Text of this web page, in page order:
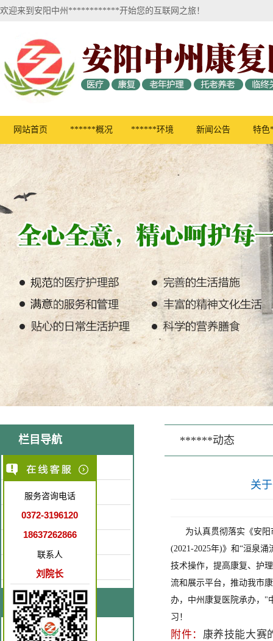
欢迎来到安阳中州************开始您的互联网之旅！
网站首页 ******概况 ******环境 新闻公告 特
******动态
关
为认真贯彻落实《安阳
(2021-2025年)》和“洹泉
技术操作，提高康复、护
流和展示平台，推动我市
办，中州康复医院承办，"
习！
附件： 康养技能大赛
栏目导航
医院简介
医疗环境
特色医疗
康复园地
联系我们
联系人：刘院长
服务咨询电话
0372-3196120
18637262866
联系人
刘院长